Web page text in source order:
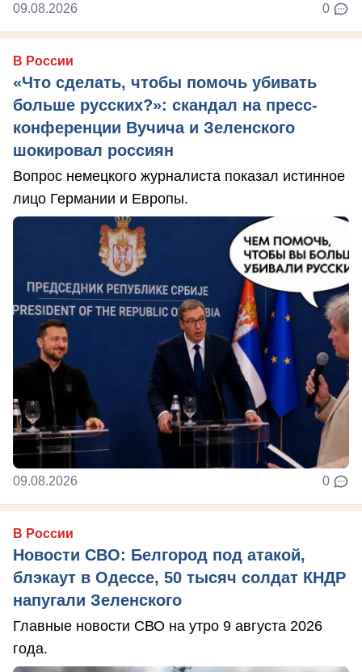
09.08.2026 0
В России
«Что сделать, чтобы помочь убивать
больше русских?»: скандал на пресс-
конференции Вучича и Зеленского
шокировал россиян
Вопрос немецкого журналиста показал истинное
лицо Германии и Европы.
09.08.2026 0
В России
Новости СВО: Белгород под атакой,
блэкаут в Одессе, 50 тысяч солдат КНДР
напугали Зеленского
Главные новости СВО на утро 9 августа 2026
года.